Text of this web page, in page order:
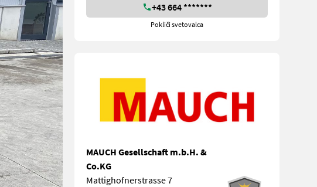
+43 664 *******
Pokliči svetovalca
MAUCH Gesellschaft m.b.H. &
Co.KG
Mattighofnerstrasse 7